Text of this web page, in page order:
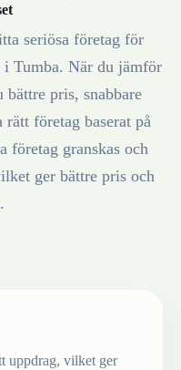
seriösa företag för
i Tumba. När du jämför
pris, snabbare
företag baserat på
företag granskas och
ger bättre pris och
uppdrag, vilket ger